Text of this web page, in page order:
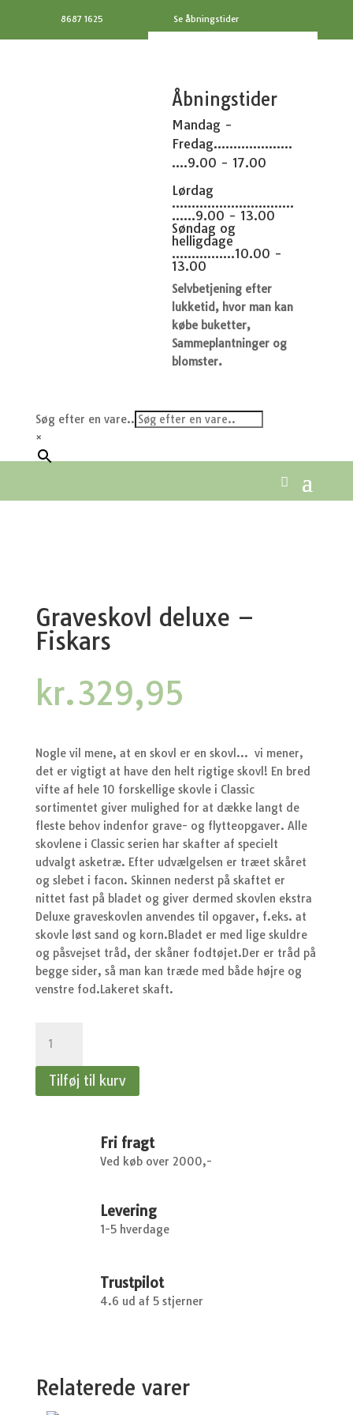
8687 1625 Se åbningstider
Åbningstider
Mandag -
Fredag....................
....9.00 - 17.00
Lørdag
...............................
......9.00 - 13.00
Søndag og
helligdage
................10.00 -
13.00
Selvbetjening efter
lukketid, hvor man kan
købe buketter,
Sammeplantninger og
blomster.
Søg efter en vare..
×
Graveskovl deluxe –
Fiskars
kr.329,95
Nogle vil mene, at en skovl er en skovl…  vi mener,
det er vigtigt at have den helt rigtige skovl! En bred
vifte af hele 10 forskellige skovle i Classic
sortimentet giver mulighed for at dække langt de
fleste behov indenfor grave- og flytteopgaver. Alle
skovlene i Classic serien har skafter af specielt
udvalgt asketræ. Efter udvælgelsen er træet skåret
og slebet i facon. Skinnen nederst på skaftet er
nittet fast på bladet og giver dermed skovlen ekstra
Deluxe graveskovlen anvendes til opgaver, f.eks. at
skovle løst sand og korn.Bladet er med lige skuldre
og påsvejset tråd, der skåner fodtøjet.Der er tråd på
begge sider, så man kan træde med både højre og
venstre fod.Lakeret skaft.
deluxe
-
Fiskars
Tilføj til kurv
Fri fragt
Ved køb over 2000,-
Levering
1-5 hverdage
Trustpilot
4.6 ud af 5 stjerner
Relaterede varer